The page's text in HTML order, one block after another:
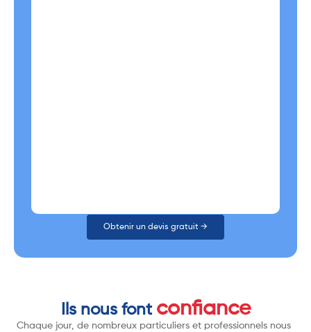
Obtenir un devis gratuit →
Ils nous font confiance
Chaque jour, de nombreux particuliers et professionnels nous